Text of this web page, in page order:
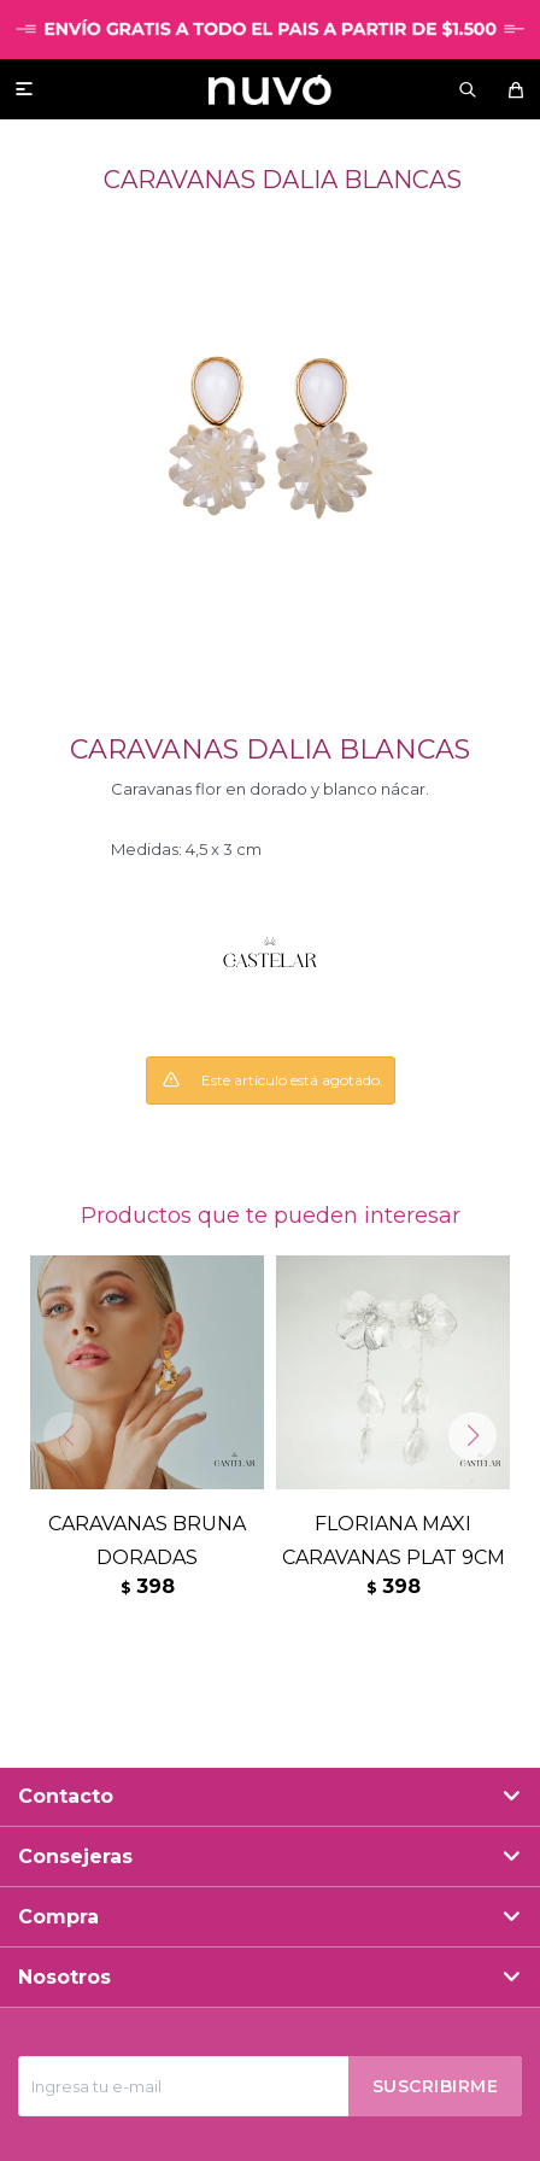

CARAVANAS DALIA BLANCAS
CARAVANAS DALIA BLANCAS
Caravanas flor en dorado y blanco nácar.
Medidas: 4,5 x 3 cm
Este artículo está agotado.
Productos que te pueden interesar
CARAVANAS BRUNA
DORADAS
$ 398
FLORIANA MAXI
CARAVANAS PLAT 9CM
$ 398
SUSCRIBIRME
Contacto
Consejeras
Compra
Nosotros